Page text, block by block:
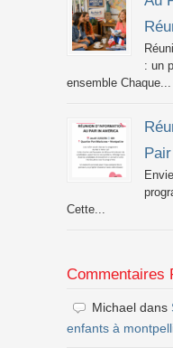
: un
ensemble Chaque...
Cette...
Commentaires
Michael dans
enfants à